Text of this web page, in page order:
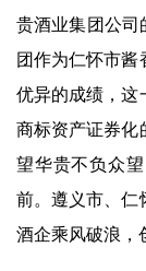
贵酒业集团公司
团作为仁怀市酱
优异的成绩，这
商标资产证券化
望华贵不负众
前。遵义市、仁
酒企乘风破浪，